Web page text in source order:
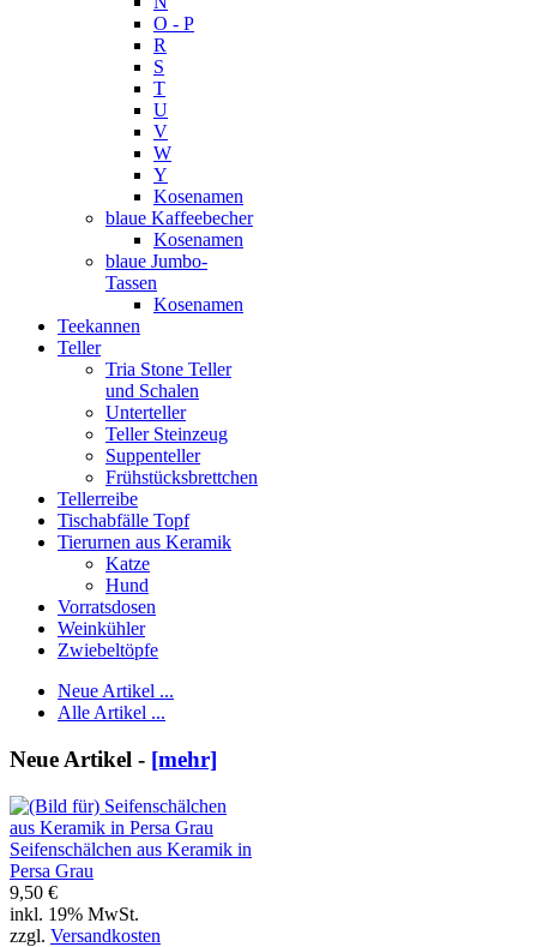
O - P
R
S
T
U
V
W
Y
Kosenamen
blaue Kaffeebecher
Kosenamen
blaue Jumbo-
Tassen
Kosenamen
Teekannen
Teller
Tria Stone Teller
und Schalen
Unterteller
Teller Steinzeug
Suppenteller
Frühstücksbrettchen
Tellerreibe
Tischabfälle Topf
Tierurnen aus Keramik
Katze
Hund
Vorratsdosen
Weinkühler
Zwiebeltöpfe
Neue Artikel ...
Alle Artikel ...
Neue Artikel - [mehr]
Seifenschälchen aus Keramik in
Persa Grau
9,50 €
inkl. 19% MwSt.
zzgl. Versandkosten